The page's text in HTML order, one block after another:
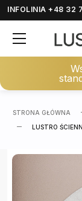
INFOLINIA +48 32
STRONA GŁÓWNA
LUSTRO